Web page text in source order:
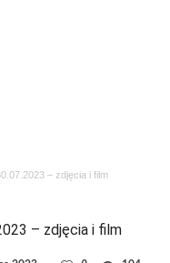
– zdjęcia i film
– zdjęcia i film